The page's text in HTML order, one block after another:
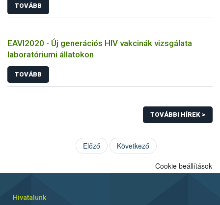
TOVÁBB
EAVI2020 - Új generációs HIV vakcinák vizsgálata
laboratóriumi állatokon
TOVÁBB
TOVÁBBI HÍREK >
Előző Következő
Cookie beállítások
Hivatalunk